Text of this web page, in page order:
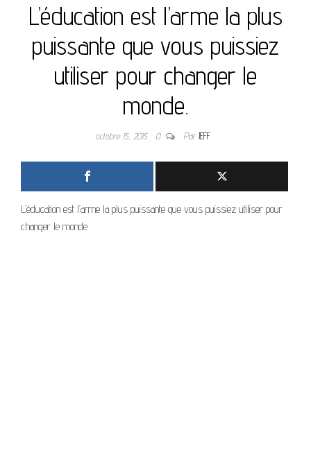
L’éducation est l’arme la plus
puissante que vous puissiez
utiliser pour changer le
monde.
octobre 15, 2015 0 ParJEFF
L’éducation est l’arme la plus puissante que vous puissiez utiliser pour
changer le monde.